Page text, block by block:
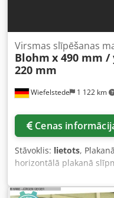
Wiefelstede 1 122 km
Virsmas slīpēšanas
Blohm x 490 mm /
220 mm
Cenas
Stāvoklis: lietots,
horizontālā plakanā
magnētiskā slīpmašīna,
Blohm, horizontālā